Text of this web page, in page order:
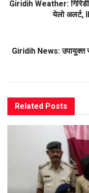
Giridih Weather:
येलो अलर्ट,
Giridih News: उपायुक्त
Related Posts